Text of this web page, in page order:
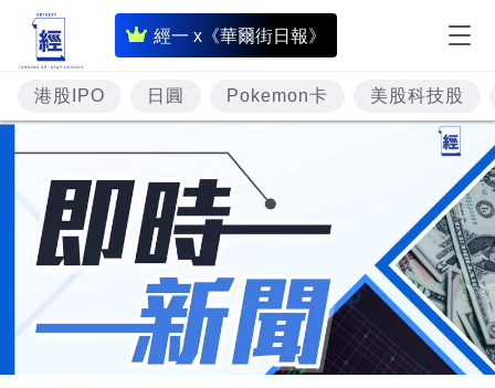
經一 x《華爾街日報》
即
時
財
經
專
題
投
資
樓
市
港股IPO 日圓 Pokemon卡 美股科技股